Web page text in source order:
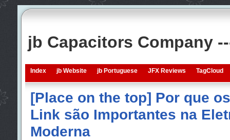
jb Capacitors Company
Index jb Website jb Portuguese JFX Reviews TagCloud
[Place on the top] Por que
Link são Importantes na
Moderna